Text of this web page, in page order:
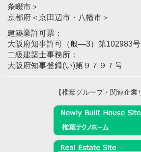
条畷市＞
京都府＜京田辺市・八幡市＞
建築業許可票：
大阪府知事許可（般―3）第102983号
二級建築士事務所：
大阪府知事登録(い)第９７９７号
【椎葉グループ・関連企業